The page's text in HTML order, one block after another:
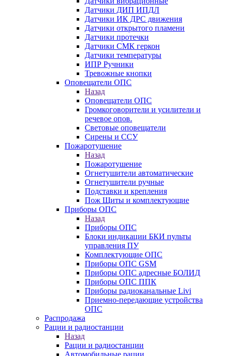
Датчики ДИП ИПДЛ
Датчики ИК ДРС движения
Датчики открытого пламени
Датчики протечки
Датчики СМК геркон
Датчики температуры
ИПР Ручники
Тревожные кнопки
Оповещатели ОПС
Назад
Оповещатели ОПС
Громкоговорители и усилители и
речевое опов.
Световые оповещатели
Сирены и ССУ
Пожаротушение
Назад
Пожаротушение
Огнетушители автоматические
Огнетушители ручные
Подставки и крепления
Пож Щиты и комплектующие
Приборы ОПС
Назад
Приборы ОПС
Блоки индикации БКИ пульты
управления ПУ
Комплектующие ОПС
Приборы ОПС GSM
Приборы ОПС адресные БОЛИД
Приборы ОПС ППК
Приборы радиоканальные Livi
Приемно-передающие устройства
ОПС
Распродажа
Рации и радиостанции
Назад
Рации и радиостанции
Автомобильные рации